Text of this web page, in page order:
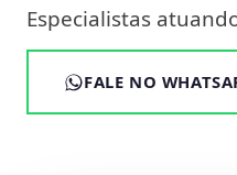
Especialistas
FALE NO